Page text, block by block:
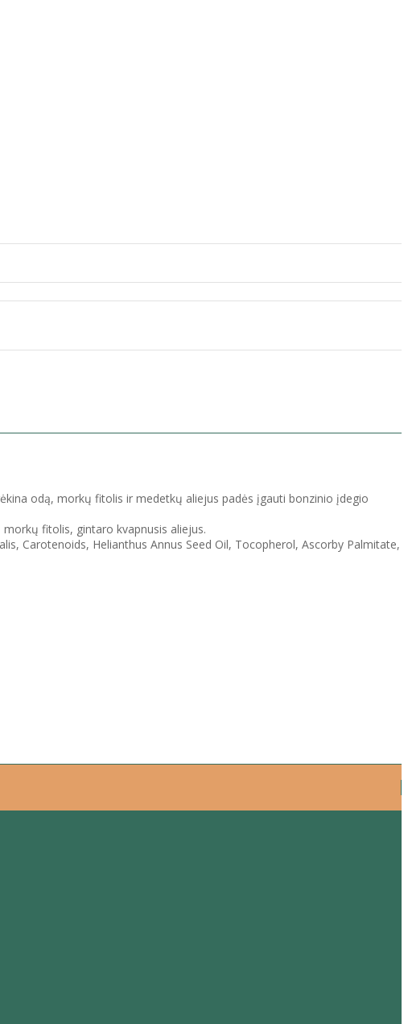
odą, morkų fitolis ir medetkų aliejus padės įgauti bonzinio įdegio
fitolis, gintaro kvapnusis aliejus.
Carotenoids, Helianthus Annus Seed Oil, Tocopherol, Ascorby Palmitate,